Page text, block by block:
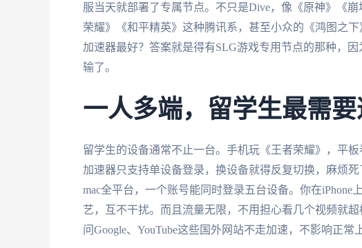
服当天就部署了专属节点。不只是Dive，像《原神》《
荣耀》《和平精英》这种腾讯系，甚至小众的《鸿图之
加速器最好？答案就是得有SLG游戏专用节点的那种，
输了。
一人多端，留学生最需
留学生的设备通常不止一台。手机玩《王者荣耀》，平
加速器只支持单设备登录，换设备就得反复切换，麻烦死
mac全平台，一个账号能同时登录五台设备。你在iPhone
艺，互不干扰。而且流量无限，不用担心看几个视频就
问Google、YouTube这些国外网站不走加速，不影响正常